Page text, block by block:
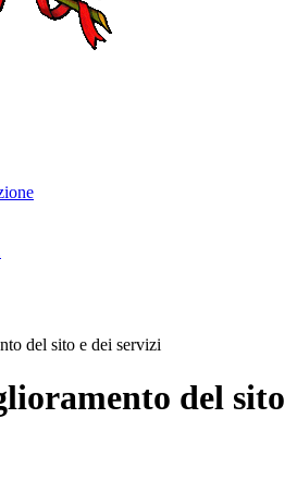
del sito e dei servizi
del sito